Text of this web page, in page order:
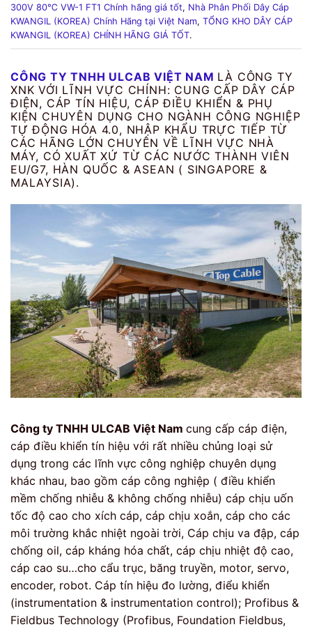
300V 80℃ VW-1 FT1 Chính hãng giá tốt, Nhà Phân Phối Dây Cáp
KWANGIL (KOREA) Chính Hãng tại Việt Nam, TỔNG KHO DÂY CÁP
KWANGIL (KOREA) CHÍNH HÃNG GIÁ TỐT.
CÔNG TY TNHH ULCAB VIỆT NAM LÀ CÔNG TY
XNK VỚI LĨNH VỰC CHÍNH: CUNG CẤP DÂY CÁP
ĐIỆN, CÁP TÍN HIỆU, CÁP ĐIỀU KHIỂN & PHỤ
KIỆN CHUYÊN DỤNG CHO NGÀNH CÔNG NGHIỆP
TỰ ĐỘNG HÓA 4.0, NHẬP KHẨU TRỰC TIẾP TỪ
CÁC HÃNG LỚN CHUYÊN VỀ LĨNH VỰC NHÀ
MÁY, CÓ XUẤT XỨ TỪ CÁC NƯỚC THÀNH VIÊN
EU/G7, HÀN QUỐC & ASEAN ( SINGAPORE &
MALAYSIA).
Công ty TNHH ULCAB Việt Nam cung cấp cáp điện,
cáp điều khiển tín hiệu với rất nhiều chủng loại sử
dụng trong các lĩnh vực công nghiệp chuyên dụng
khác nhau, bao gồm cáp công nghiệp ( điều khiển
mềm chống nhiễu & không chống nhiễu) cáp chịu uốn
tốc độ cao cho xích cáp, cáp chịu xoắn, cáp cho các
môi trường khắc nhiệt ngoài trời, Cáp chịu va đập, cáp
chống oil, cáp kháng hóa chất, cáp chịu nhiệt độ cao,
cáp cao su…cho cẩu trục, băng truyền, motor, servo,
encoder, robot. Cáp tín hiệu đo lường, điểu khiển
(instrumentation & instrumentation control); Profibus &
Fieldbus Technology (Profibus, Foundation Fieldbus,